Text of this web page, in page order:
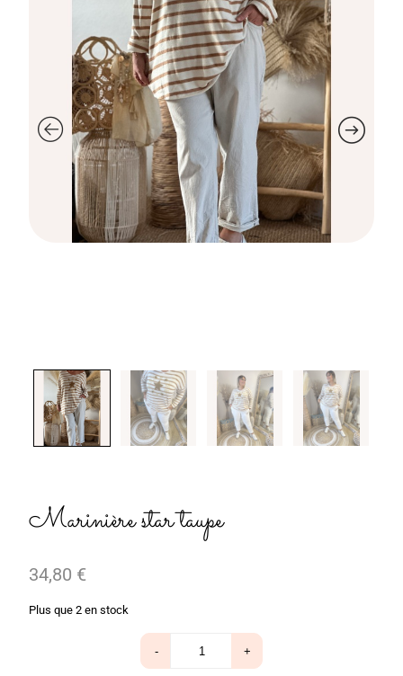
Marinière star taupe
34,80 €
Plus que 2 en stock
de
Marinière
- +